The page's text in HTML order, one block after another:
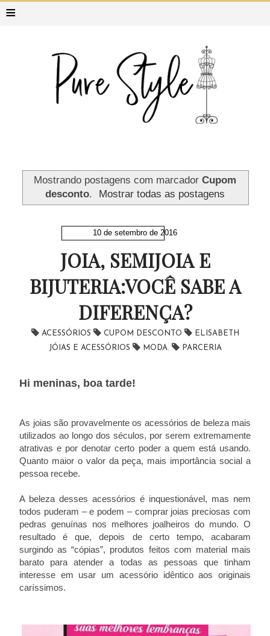
≡
Mostrando postagens com marcador Cupom
desconto. Mostrar todas as postagens
10 de setembro de 2016
JOIA, SEMIJOIA E
BIJUTERIA:VOCÊ SABE A
DIFERENÇA?
ACESSÓRIOS CUPOM DESCONTO
ELISABETH
JÓIAS E ACESSÓRIOS
MODA. PARCERIA
Hi meninas, boa tarde!
As joias são provavelmente os acessórios de beleza mais
utilizados ao longo dos séculos, por serem extremamente
atrativas e por denotar certo poder a quem está usando.
Quanto maior o valor da peça, mais importância social a
pessoa recebe.
A beleza desses acessórios é inquestionável, mas nem
todos puderam – e podem – comprar joias preciosas com
pedras genuínas nos melhores joalheiros do mundo. O
resultado é que, depois de certo tempo, acabaram
surgindo as “cópias”, produtos feitos com material mais
barato para atender a todas as pessoas que tinham
interesse em usar um acessório idêntico aos originais
caríssimos.